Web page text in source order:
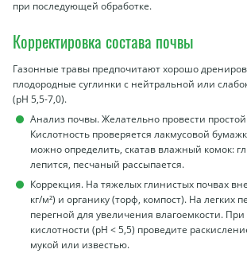
при последующей обработке.
Корректировка состава почвы
Газонные травы предпочитают хорошо
плодородные суглинки с нейтральной или
(pH 5,5-7,0).
Анализ почвы. Желательно провести
Кислотность проверяется лакмусовой
можно определить, скатав влажный комок:
лепится, песчаный рассыпается.
Коррекция. На тяжелых глинистых почвах
кг/м²) и органику (торф, компост). На легких
перегной для увеличения влагоемкости.
кислотности (pH < 5,5) проведите
мукой или известью.